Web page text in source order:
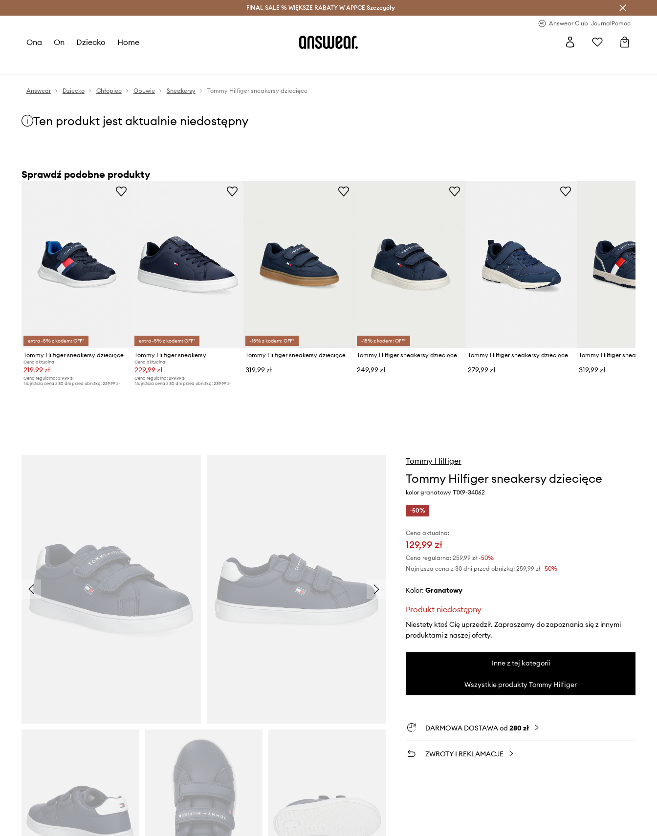
Oszczędzaj z Answear Club > Dostawa nawet w 24h >
FINAL SALE % WIĘKSZE RABATY W APPCE Szczegóły
Answear Club JournalPomoc
Ona On Dziecko Home
Answear Dziecko Chłopiec Obuwie Sneakersy Tommy Hilfiger sneakersy dziecięce
Ten produkt jest aktualnie niedostępny
Sprawdź podobne produkty
extra -5% z kodem: OFF*
Tommy Hilfiger sneakersy dziecięce
Cena aktualna:
219,99 zł
Cena regularna: 319,99 zł
Najniższa cena z 30 dni przed obniżką: 229,99 zł
extra -5% z kodem: OFF*
Tommy Hilfiger sneakersy
Cena aktualna:
229,99 zł
Cena regularna:299,99 zł
Najniższa cena z 30 dni przed obniżką:239,99 zł
-15% z kodem: OFF*
Tommy Hilfiger sneakersy dziecięce
319,99 zł
-15% z kodem: OFF*
Tommy Hilfiger sneakersy dziecięce
249,99 zł
Tommy Hilfiger sneakersy dziecięce
279,99 zł
Tommy Hilfiger sneakersy
319,99 zł
Tommy Hilfiger
Tommy Hilfiger sneakersy dziecięce
kolor granatowy T1X9-34062
-50%
Cena aktualna:
129,99 zł
Cena regularna: 259,99 zł-50%
Najniższa cena z 30 dni przed obniżką: 259,99 zł -50%
Kolor: granatowy
Produkt niedostępny
Niestety ktoś Cię uprzedził. Zapraszamy do zapoznania się z innymi
produktami z naszej oferty.
Inne z tej kategorii
Wszystkie produkty Tommy Hilfiger
DARMOWA DOSTAWA od 280 zł
ZWROTY I REKLAMACJE